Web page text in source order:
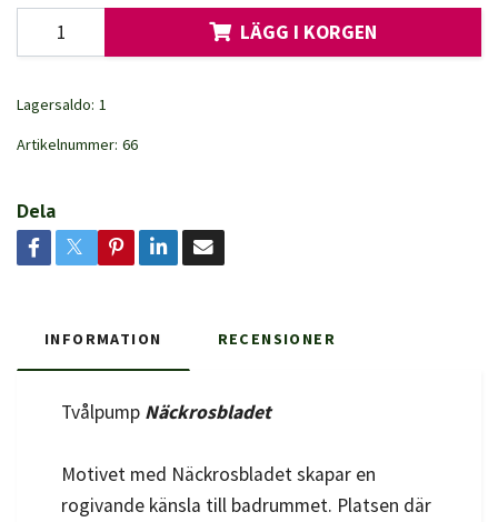
LÄGG I KORGEN
Lagersaldo: 1
Artikelnummer: 66
Dela
INFORMATION RECENSIONER
Tvålpump Näckrosbladet
Motivet med Näckrosbladet skapar en
rogivande känsla till badrummet. Platsen där